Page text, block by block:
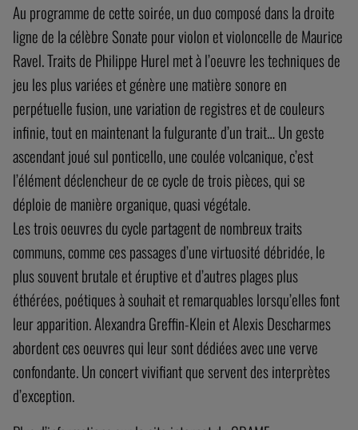
Au programme de cette soirée, un duo composé dans la droite
ligne de la célèbre Sonate pour violon et violoncelle de Maurice
Ravel. Traits de Philippe Hurel met à l’oeuvre les techniques de
jeu les plus variées et génère une matière sonore en
perpétuelle fusion, une variation de registres et de couleurs
infinie, tout en maintenant la fulgurante d’un trait… Un geste
ascendant joué sul ponticello, une coulée volcanique, c’est
l’élément déclencheur de ce cycle de trois pièces, qui se
déploie de manière organique, quasi végétale.
Les trois oeuvres du cycle partagent de nombreux traits
communs, comme ces passages d’une virtuosité débridée, le
plus souvent brutale et éruptive et d’autres plages plus
éthérées, poétiques à souhait et remarquables lorsqu’elles font
leur apparition. Alexandra Greffin-Klein et Alexis Descharmes
abordent ces oeuvres qui leur sont dédiées avec une verve
confondante. Un concert vivifiant que servent des interprètes
d’exception.